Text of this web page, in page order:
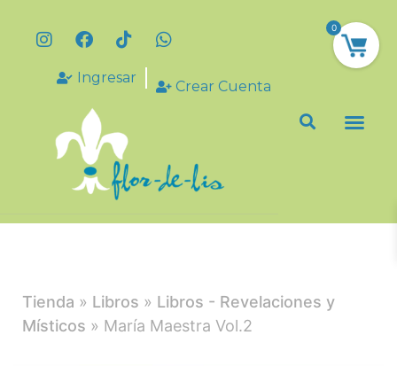
Ingresar
Crear Cuenta
Tienda » Libros » Libros - Revelaciones y
Místicos » María Maestra Vol.2
0